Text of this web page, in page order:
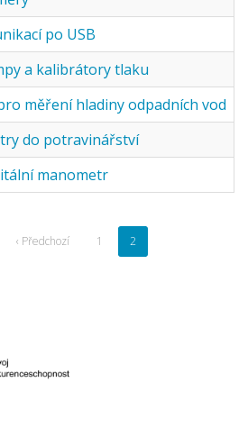
po USB
a kalibrátory tlaku
měření hladiny odpadních vod
do potravinářství
manometr
Předchozí
‹ Předchozí Page
1
Aktuální
stránka
2